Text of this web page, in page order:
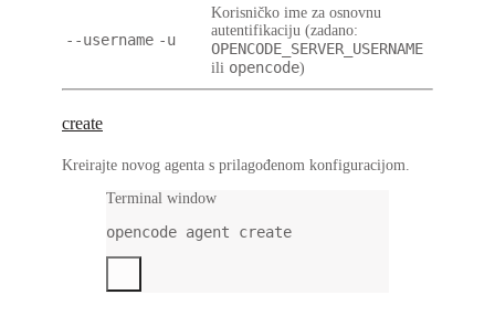
--username -u
Korisničko ime za osnovnu
autentifikaciju (zadano:
OPENCODE_SERVER_USERNAME
ili opencode)
create
Kreirajte novog agenta s prilagođenom konfiguracijom.
Terminal window
opencode agent create